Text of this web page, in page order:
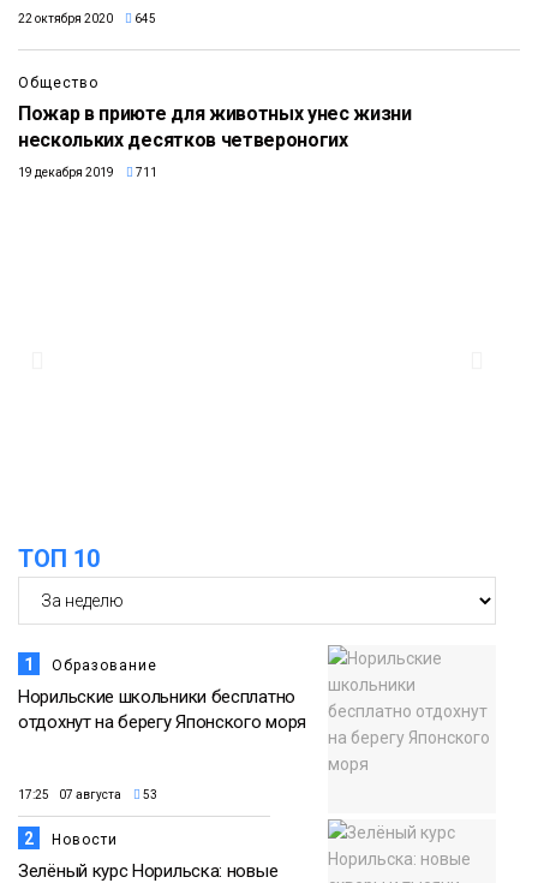
22 октября 2020 645
1:57
Общество
Пожар в приюте для животных унес жизни
нескольких десятков четвероногих
19 декабря 2019 711
ТОП 10
1 Образование
Норильские школьники бесплатно
отдохнут на берегу Японского моря
17:25 07 августа 53
2 Новости
Зелёный курс Норильска: новые